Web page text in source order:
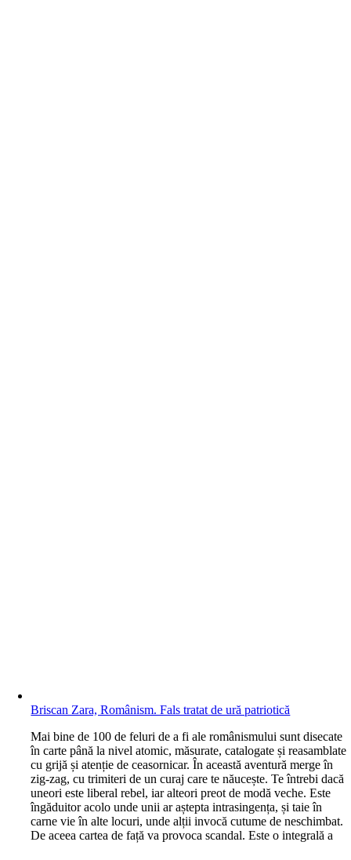
Briscan Zara, Românism. Fals tratat de ură patriotică
Mai bine de 100 de feluri de a fi ale românismului sunt disecate
în carte până la nivel atomic, măsurate, catalogate și reasamblate
cu grijă și atenție de ceasornicar. În această aventură merge în
zig-zag, cu trimiteri de un curaj care te năucește. Te întrebi dacă
uneori este liberal rebel, iar alteori preot de modă veche. Este
îngăduitor acolo unde unii ar aștepta intrasingența, și taie în
carne vie în alte locuri, unde alții invocă cutume de neschimbat.
De aceea cartea de față va provoca scandal. Este o integrală a